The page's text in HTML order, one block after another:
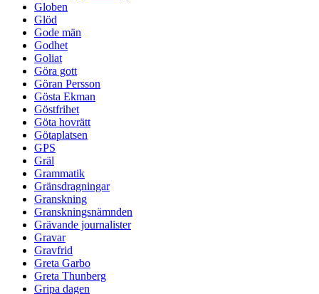
Globen
Glöd
Gode män
Godhet
Goliat
Göra gott
Göran Persson
Gösta Ekman
Göstfrihet
Göta hovrätt
Götaplatsen
GPS
Gräl
Grammatik
Gränsdragningar
Granskning
Granskningsnämnden
Grävande journalister
Gravar
Gravfrid
Greta Garbo
Greta Thunberg
Gripa dagen